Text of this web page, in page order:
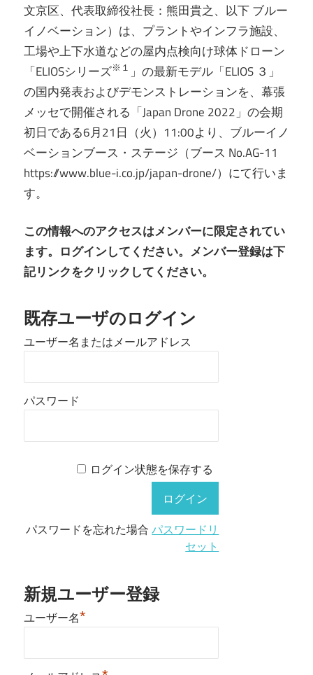
文京区、代表取締役社長：熊田貴之、以下 ブルー
イノベーション）は、プラントやインフラ施設、
工場や上下水道などの屋内点検向け球体ドローン
「ELIOSシリーズ※１ 」の最新モデル「ELIOS ３」
の国内発表およびデモンストレーションを、幕張
メッセで開催される「Japan Drone 2022」の会期
初日である6月21日（火）11:00より、ブルーイノ
ベーションブース・ステージ（ブース No.AG-11
https://www.blue-i.co.jp/japan-drone/）にて行いま
す。
この情報へのアクセスはメンバーに限定されてい
ます。ログインしてください。メンバー登録は下
記リンクをクリックしてください。
既存ユーザのログイン
ユーザー名またはメールアドレス
パスワード
ログイン状態を保存する
パスワードを忘れた場合パスワードリ
セット
新規ユーザー登録
ユーザー名*